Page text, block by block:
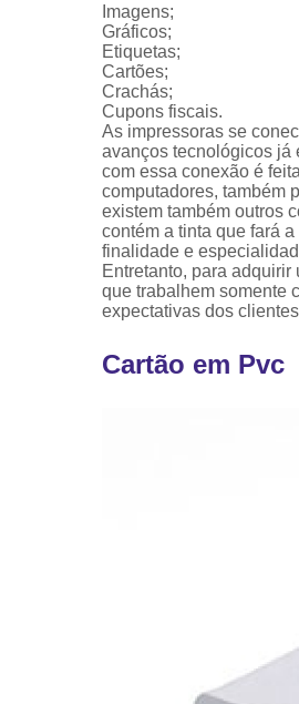
Imagens;
Gráficos;
Etiquetas;
Cartões;
Crachás;
Cupons fiscais.
As impressoras se
avanços tecnológicos já
com essa conexão é
computadores, também
existem também outros
contém a tinta que fará
finalidade e
Entretanto, para
que trabalhem somente
expectativas dos
Cartão em Pvc